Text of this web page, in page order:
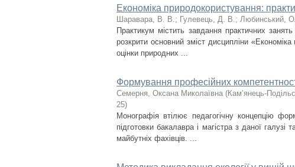
Економіка природокористування:
Шаравара, В. В.; Гулевець, Д. В.; Любинський,
Практикум містить завдання практичних
розкрити основний зміст дисципліни
оцінки природних ...
Формування професійних
Семерня, Оксана Миколаївна (Кам’янець-
25)
Монографія втілює педагогічну концепцію
підготовки бакалавра і магістра з даної галузі
майбутніх фахівців. ...